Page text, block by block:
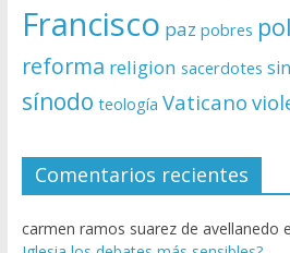
Francisco paz pobres
reforma religion sacerdotes
sínodo teología Vaticano
Comentarios recientes
carmen ramos suarez de avellanedo